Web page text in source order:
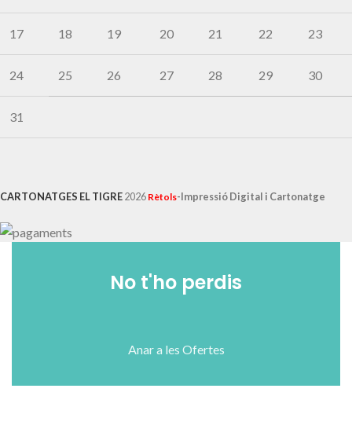
17 18 19 20 21 22 23
24 25 26 27 28 29 30
31
CARTONATGES EL TIGRE2026 Rètols-Impressió Digital i Cartonatge
No t'ho perdis
Anar a les Ofertes